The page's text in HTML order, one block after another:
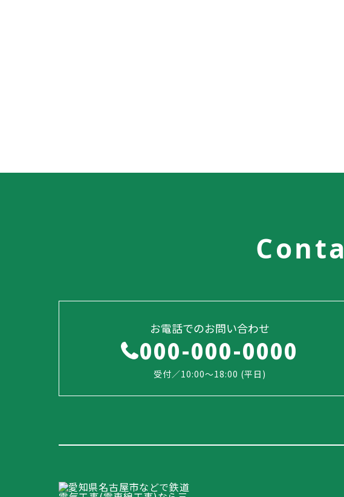
お電話でのお問い合わせ
000-000-0000
受付／10:00～18:00 (平日)